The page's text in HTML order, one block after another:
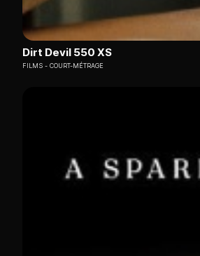
Dirt Devil 550 XS
FILMS COURT-MÉTRAGE